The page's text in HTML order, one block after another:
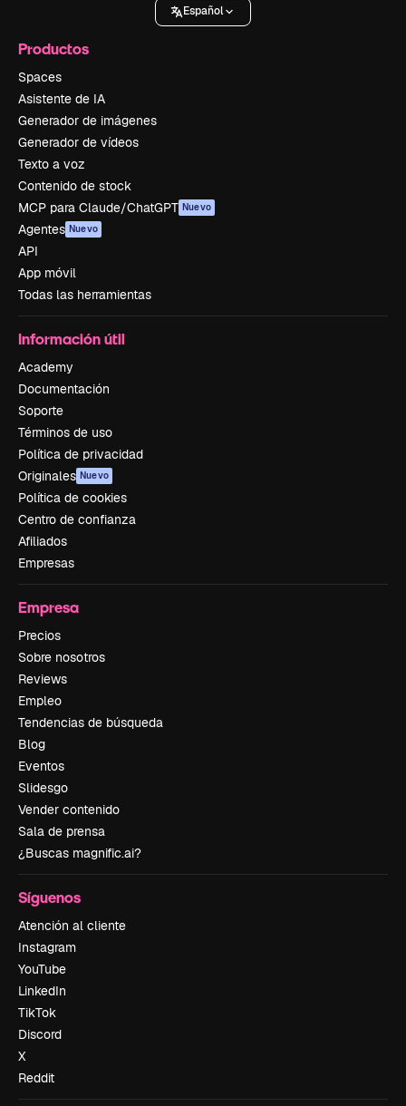
Español
Productos
Spaces
Asistente de IA
Generador de imágenes
Generador de vídeos
Texto a voz
Contenido de stock
MCP para Claude/ChatGPT Nuevo
Agentes Nuevo
API
App móvil
Todas las herramientas
Información útil
Academy
Documentación
Soporte
Términos de uso
Política de privacidad
Originales Nuevo
Política de cookies
Centro de confianza
Afiliados
Empresas
Empresa
Precios
Sobre nosotros
Reviews
Empleo
Tendencias de búsqueda
Blog
Eventos
Slidesgo
Vender contenido
Sala de prensa
¿Buscas magnific.ai?
Síguenos
Atención al cliente
Instagram
YouTube
LinkedIn
TikTok
Discord
X
Reddit